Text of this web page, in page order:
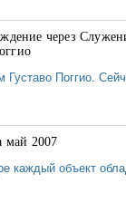
через
Поггио.
май 2007
каждый объект